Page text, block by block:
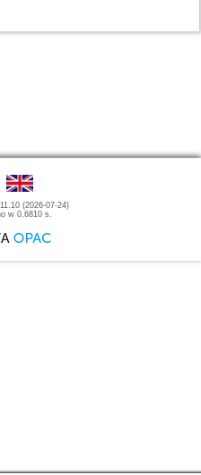
(2026-07-24)
w 0,6810 s.